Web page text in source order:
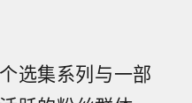
选集系列与一部